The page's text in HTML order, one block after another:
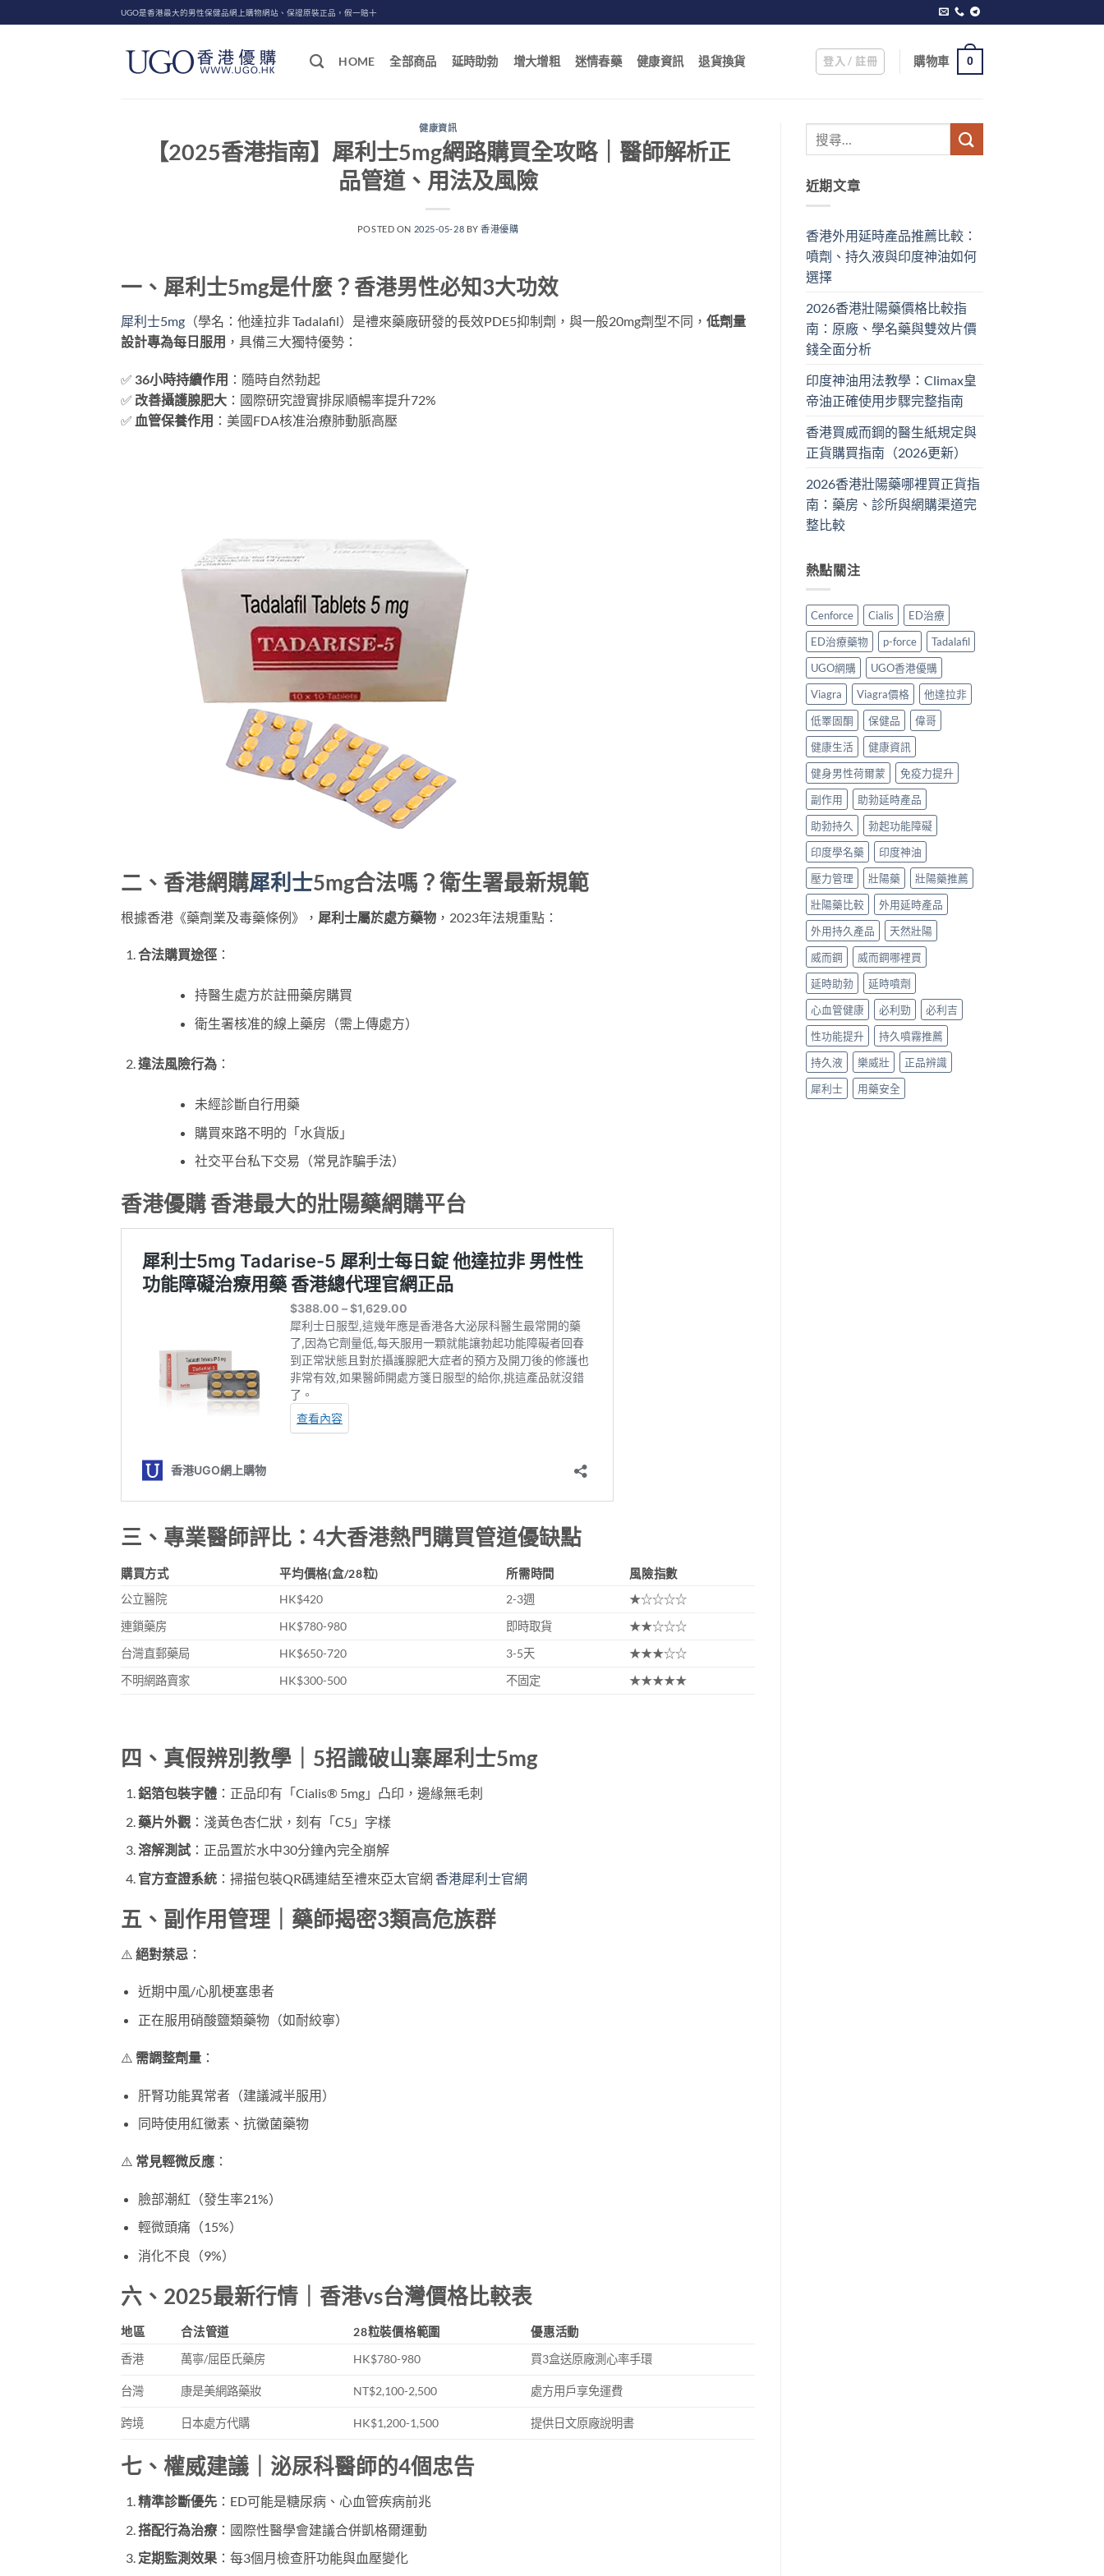
to
UGO是香港最大的男性保健品網上購物網站、保證原裝正品，假一賠十
HOME 全部商品 延時助勃 增大增粗 迷情春藥 健康資訊 退貨換貨 登入 / 註冊 購物車 0
健康資訊
【2025香港指南】犀利士5mg網路購買全攻略｜醫師解析正
品管道、用法及風險
POSTED ON 2025-05-28 BY香港優購
一、犀利士5mg是什麼？香港男性必知3大功效
犀利士5mg （學名：他達拉非 Tadalafil）是禮來藥廠研發的長效PDE5抑制劑，與一般20mg劑型不同，​ 低劑量
設計專為每日服用 ，具備三大獨特優勢：
✅ ​ 36小時持續作用 ​：隨時自然勃起
✅ ​ 改善攝護腺肥大 ​：國際研究證實排尿順暢率提升72%
✅ ​ 血管保養作用 ​：美國FDA核准治療肺動脈高壓
二、香港網購犀利士5mg合法嗎？衛生署最新規範
根據香港《藥劑業及毒藥條例》，​ 犀利士屬於處方藥物 ，2023年法規重點：
合法購買途徑​：
持醫生處方於註冊藥房購買
衛生署核准的線上藥房（需上傳處方）
違法風險行為​：
未經診斷自行用藥
購買來路不明的「水貨版」
社交平台私下交易（常見詐騙手法）
香港優購 香港最大的壯陽藥網購平台
三、專業醫師評比：4大香港熱門購買管道優缺點
購買方式 平均價格(盒/28粒) 所需時間
風險指數
公立醫院
HK$420 2-3週
★☆☆☆☆
連鎖藥房
HK$780-980 即時取貨
★★☆☆☆
台灣直郵藥局
HK$650-720 3-5天
★★★☆☆
不明網路賣家
HK$300-500 不固定 ★★★★★
四、真假辨別教學｜5招識破山寨犀利士5mg
鋁箔包裝字體​：正品印有「Cialis® 5mg」凸印，邊緣無毛刺
藥片外觀​：淺黃色杏仁狀，刻有「C5」字樣
溶解測試​：正品置於水中30分鐘內完全崩解
官方查證系統​：掃描包裝QR碼連結至禮來亞太官網 香港犀利士官網
五、副作用管理｜藥師揭密3類高危族群
⚠️ ​ 絕對禁忌 ​：
近期中風/心肌梗塞患者
正在服用硝酸鹽類藥物（如耐絞寧）
⚠️ ​ 需調整劑量 ​：
肝腎功能異常者（建議減半服用）
同時使用紅黴素、抗黴菌藥物
⚠️ ​ 常見輕微反應 ​：
臉部潮紅（發生率21%）
輕微頭痛（15%）
消化不良（9%）
六、2025最新行情｜香港vs台灣價格比較表
地區 合法管道 28粒裝價格範圍
優惠活動
香港
萬寧/屈臣氏藥房 HK$780-980 買3盒送原廠測心率手環
台灣 康是美網路藥妝 NT$2,100-2,500 處方用戶享免運費
跨境 日本處方代購 HK$1,200-1,500 提供日文原廠說明書
七、權威建議｜泌尿科醫師的4個忠告
精準診斷優先​：ED可能是糖尿病、心血管疾病前兆
搭配行為治療​：國際性醫學會建議合併凱格爾運動
定期監測效果​：每3個月檢查肝功能與血壓變化
近期文章
香港外用延時產品推薦比較：
噴劑、持久液與印度神油如何
選擇
2026香港壯陽藥價格比較指
南：原廠、學名藥與雙效片價
錢全面分析
印度神油用法教學：Climax皇
帝油正確使用步驟完整指南
香港買威而鋼的醫生紙規定與
正貨購買指南（2026更新）
2026香港壯陽藥哪裡買正貨指
南：藥房、診所與網購渠道完
整比較
熱點關注
Cenforce Cialis
ED治療
ED治療藥物
p-force
Tadalafil
UGO網購
UGO香港優購
Viagra
Viagra價格
他達拉非
低睪固酮
保健品
偉哥
健康生活
健康資訊
健身男性荷爾蒙
免疫力提升
副作用
助勃延時產品
助勃持久
勃起功能障礙
印度學名藥
印度神油
壓力管理
壯陽藥
壯陽藥推薦
壯陽藥比較
外用延時產品
外用持久產品
天然壯陽
威而鋼
威而鋼哪裡買
延時助勃
延時噴劑
心血管健康
必利勁
必利吉
性功能提升
持久噴霧推薦
持久液
樂威壯
正品辨識
犀利士
用藥安全